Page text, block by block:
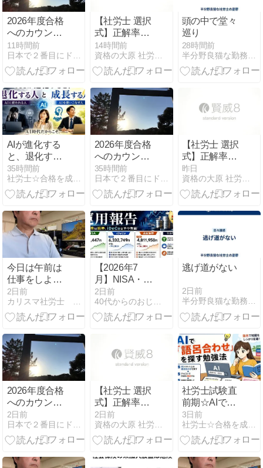
2026年度合格
へのカウント
ダウン⑮～徴
収法３－３
11時間前
日本で２番目にドＳな社労士試験対策
【社労士 選択
式】正解率
45％！育児休
業等期間中の
免除【健保】
14時間前
資格の大原 社労士ブログ
頭の中で堂々
巡り
28時間前
半分野良猫な勤務社労士の憂鬱
AIが進化する
と、退化する
人と成長する
人 ☆ AI時代だ
からこそ、士
まる
35時間前
社労士☆合格を成し遂げるシャロ勉法
2026年度合格
へのカウント
ダウン⑯～徴
収法３－２
35時間前
日本で２番目にドＳな社労士試験対策
【社労士 選択
式】正解率
69％！老齢給
付金の請求可
能年齢【確定
昨日
資格の大原 社労士ブログ
今日は午前は
仕事をしよう
か・・・・
2日前
カリスマ社労士 上川謙吾の軌跡
【2026年7
月】NISA・
iDeCo・高配
当株運用報告
｜高配当株は
2日前
40代からのおじさん生活
逃げ道がない
2日前
半分野良猫な勤務社労士の憂鬱
2026年度合格
へのカウント
ダウン⑰～徴
収法３－１
2日前
日本で２番目にドＳな社労士試験対策
【社労士 選択
式】正解率
80％！自動車
の運転の業務
【労基】
2日前
資格の大原 社労士ブログ
社労士試験直
前期☆AIで語
呂合わせを探
し、テキスト
で知識を固め
3日前
社労士☆合格を成し遂げるシャロ勉法